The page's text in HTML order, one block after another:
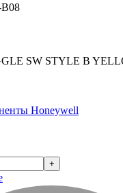
SW STYLE B
Honeywell
+